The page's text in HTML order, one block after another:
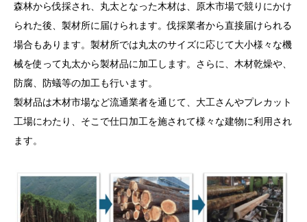
森林から伐採され、丸太となった木材は、原木市場で競りにかけ
られた後、製材所に届けられます。伐採業者から直接届けられる
場合もあります。製材所では丸太のサイズに応じて大小様々な機
械を使って丸太から製材品に加工します。さらに、木材乾燥や、
防腐、防蟻等の加工も行います。
製材品は木材市場など流通業者を通じて、大工さんやプレカット
工場にわたり、そこで仕口加工を施されて様々な建物に利用され
ます。